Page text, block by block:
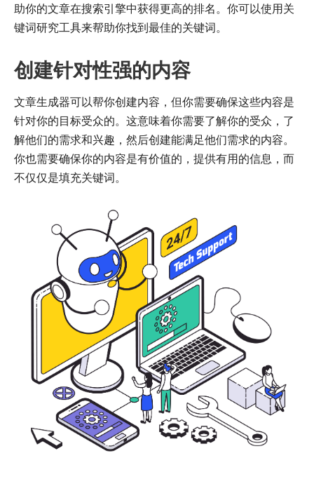
助你的文章在搜索引擎中获得更高的排名。你可以使用关
键词研究工具来帮助你找到最佳的关键词。
创建针对性强的内容
文章生成器可以帮你创建内容，但你需要确保这些内容是
针对你的目标受众的。这意味着你需要了解你的受众，了
解他们的需求和兴趣，然后创建能满足他们需求的内容。
你也需要确保你的内容是有价值的，提供有用的信息，而
不仅仅是填充关键词。